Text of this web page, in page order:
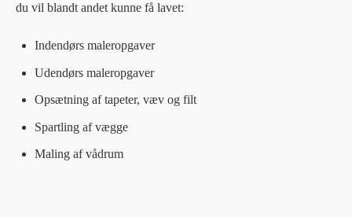
du vil blandt andet kunne få lavet:
Indendørs maleropgaver
Udendørs maleropgaver
Opsætning af tapeter, væv og filt
Spartling af vægge
Maling af vådrum